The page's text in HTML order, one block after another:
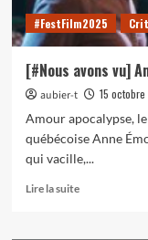
#FestFilm2025
[#Nous avons vu]
aubier-t
15
Amour apocalypse,
québécoise Anne
qui vacille,...
Lire la suiteEn